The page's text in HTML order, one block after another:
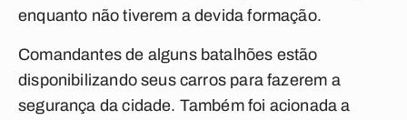
enquanto não tiverem a devida formação.
Comandantes de alguns batalhões estão
disponibilizando seus carros para fazerem a
segurança da cidade. Também foi acionada a